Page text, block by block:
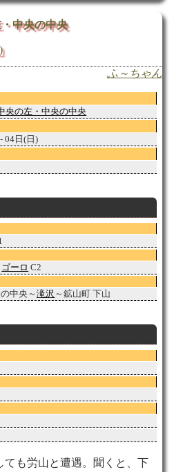
中央の中央
ふ～ちゃん
央の左・中央の中央
04日(日)
ゴーロ C2
中央～滝沢 ～鉱山町 下山
ても労山と遭遇。聞くと、下